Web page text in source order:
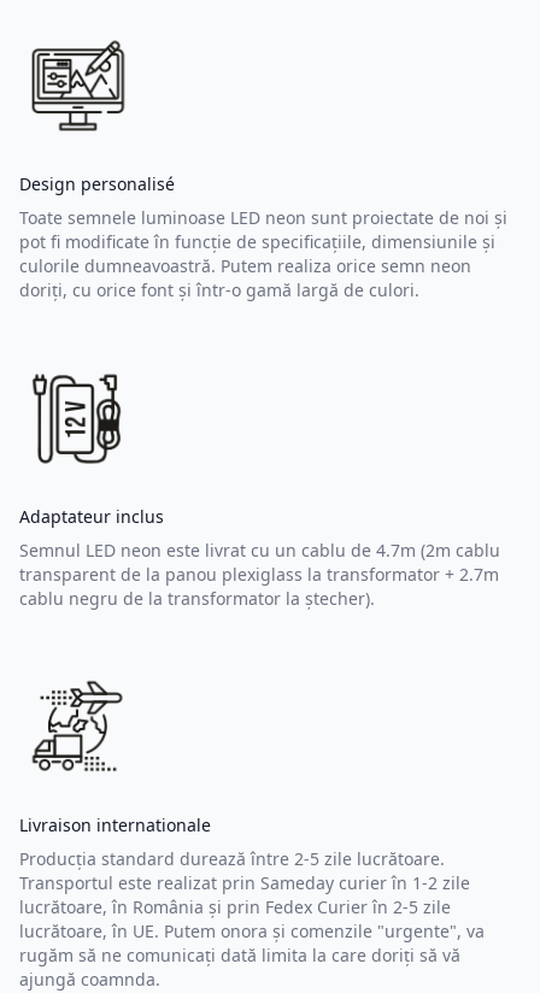
Design personalisé
Toate semnele luminoase LED neon sunt proiectate de noi și
pot fi modificate în funcție de specificațiile, dimensiunile și
culorile dumneavoastră. Putem realiza orice semn neon
doriți, cu orice font și într-o gamă largă de culori.
Adaptateur inclus
Semnul LED neon este livrat cu un cablu de 4.7m (2m cablu
transparent de la panou plexiglass la transformator + 2.7m
cablu negru de la transformator la ștecher).
Livraison internationale
Producția standard durează între 2-5 zile lucrătoare.
Transportul este realizat prin Sameday curier în 1-2 zile
lucrătoare, în România și prin Fedex Curier în 2-5 zile
lucrătoare, în UE. Putem onora și comenzile "urgente", va
rugăm să ne comunicați dată limita la care doriți să vă
ajungă coamnda.